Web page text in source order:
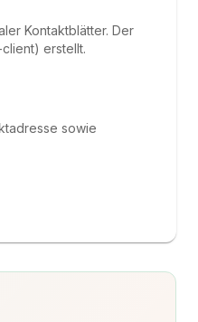
Kontaktblätter. Der
erstellt.
sowie